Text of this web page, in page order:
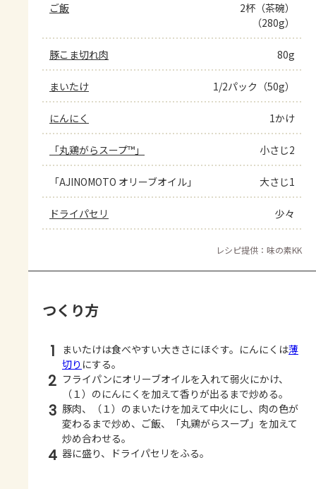
ご飯
2杯（茶碗）
（280g）
豚こま切れ肉 80g
まいたけ 1/2パック（50g）
にんにく 1かけ
「丸鶏がらスープ™」 小さじ2
「AJINOMOTO オリーブオイル」 大さじ1
ドライパセリ 少々
レシピ提供：味の素KK
つくり方
1 まいたけは食べやすい大きさにほぐす。にんにくは薄
切り にする。
2 フライパンにオリーブオイルを入れて弱火にかけ、
（１）のにんにくを加えて香りが出るまで炒める。
3 豚肉、（１）のまいたけを加えて中火にし、肉の色が
変わるまで炒め、ご飯、「丸鶏がらスープ」を加えて
炒め合わせる。
4 器に盛り、ドライパセリをふる。